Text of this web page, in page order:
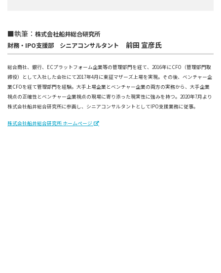
■執筆： 株式会社船井総合研究所
財務・IPO支援部 シニアコンサルタント
前田 宣彦氏
総合商社、銀行、ECプラットフォーム企業等の管理部門を経て、2016年にCFO（管理部門取
締役）として入社した会社にて2017年4月に東証マザーズ上場を実現。その後、ベンチャー企
業CFOを経て管理部門を経験。大手上場企業とベンチャー企業の両方の実務から、大手企業
視点の正確性とベンチャー企業視点の現場に寄り添った現実性に強みを持つ。2020年7月より
株式会社船井総合研究所に参画し、シニアコンサルタントとしてIPO支援業務に従事。
株式会社船井総合研究所 ホームページ